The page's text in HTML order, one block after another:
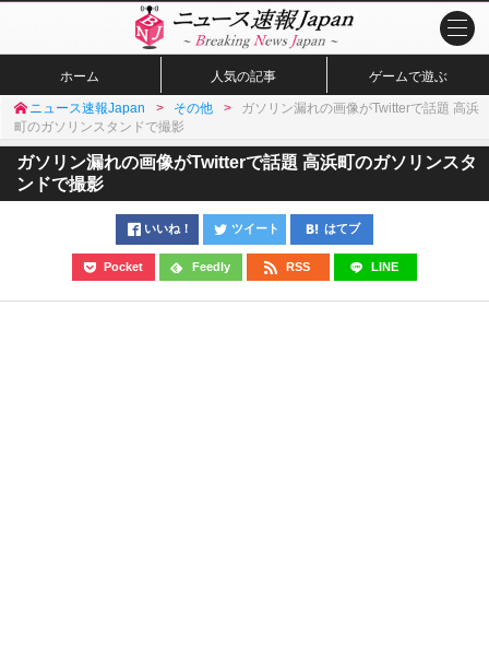
ホーム 人気の記事 ゲームで遊ぶ
ニュース速報Japan その他
ガソリン漏れの画像がTwitterで話題 高浜
町のガソリンスタンドで撮影
ガソリン漏れの画像がTwitterで話題 高浜町のガソリンスタ
ンドで撮影
いいね！ ツイート はてブ
Pocket Feedly RSS LINE